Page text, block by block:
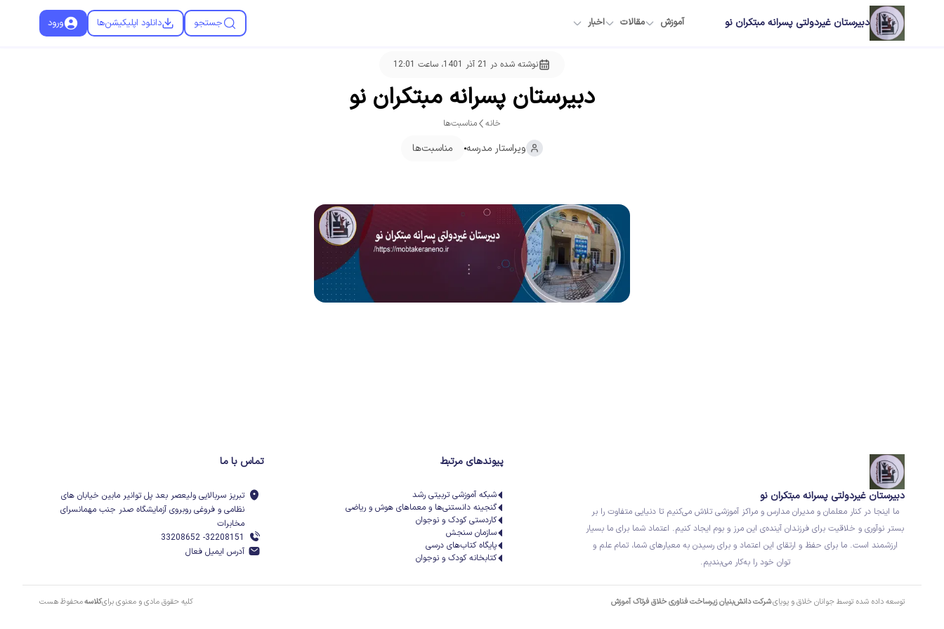
دبیرستان غیردولتی پسرانه مبتکران نو آموزش مقالات اخبار جستجو دانلود اپلیکیشن‌ها ورود
نوشته شده در 21 آذر 1401، ساعت 12:01
دبیرستان پسرانه مبتکران نو
خانه مناسبت‌ها
ویراستار مدرسه مناسبت‌ها
دبیرستان غیردولتی پسرانه مبتکران نو
ما اینجا در کنار معلمان و مدیران مدارس و مراکز آموزشی تلاش می‌کنیم تا دنیایی متفاوت را بر
بستر نوآوری و خلاقیت برای فرزندان آینده‌ی این مرز و بوم ایجاد کنیم. اعتماد شما برای ما بسیار
ارزشمند است. ما برای حفظ و ارتقای این اعتماد و برای رسیدن به معیارهای شما، تمام علم و
توان خود را به‌کار می‌بندیم.
پیوندهای مرتبط
شبکه آموزشی تربیتی رشد
گنجینه دانستنی‌ها و معماهای هوش و ریاضی
کاردستی کودک و نوجوان
سازمان سنجش
پایگاه کتاب‌های درسی
کتابخانه کودک و نوجوان
تماس با ما
تبریز سربالایی ولیعصر بعد پل توانیر مابین خیابان های
نظامی و فروغی روبروی آزمایشگاه صدر جنب مهمانسرای
مخابرات
32208151- 33208652
آدرس ایمیل فعال
توسعه داده شده توسط جوانان خلاق و پویایشرکت دانش‌بنیان زیرساخت فناوری خلاق فرتاک آموزش کلیه حقوق مادی و معنوی برایکلاسهمحفوظ هست